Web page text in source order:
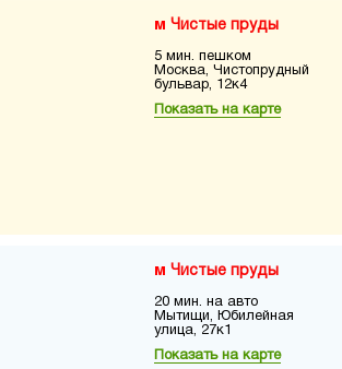
Чистые пруды
5 мин. пешком
Москва, Чистопрудный
бульвар, 12к4
Показать на карте
Чистые пруды
20 мин. на авто
Мытищи, Юбилейная
улица, 27к1
Показать на карте